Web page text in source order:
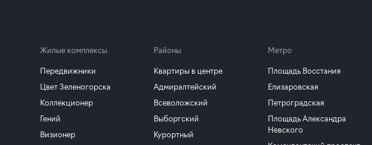
Жилые комплексы
Передвижники
Цвет Зеленогорска
Коллекционер
Гений
Визионер
Районы
Квартиры в центре
Адмиралтейский
Всеволожский
Выборгский
Курортный
Метро
Площадь Восстания
Елизаровская
Петроградская
Площадь Александра
Невского